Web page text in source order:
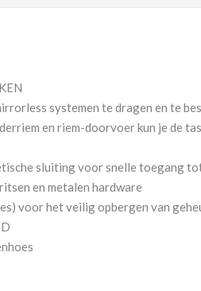
systemen te dragen en te
en riem-doorvoer kun je de
sluiting voor snelle toegang
en metalen hardware
voor het veilig opbergen van